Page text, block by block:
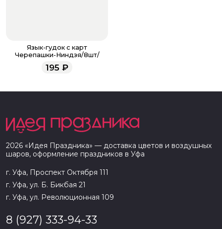
Язык-гудок с карт
Черепашки-Ниндзя/8шт/
195 ₽
2026 «Идея Праздника» — доставка цветов и воздушных
шаров, оформление праздников в Уфа
г. Уфа, Проспект Октября 111
г. Уфа, ул. Б. Бикбая 21
г. Уфа, ул. Революционная 109
8 (927) 333-94-33